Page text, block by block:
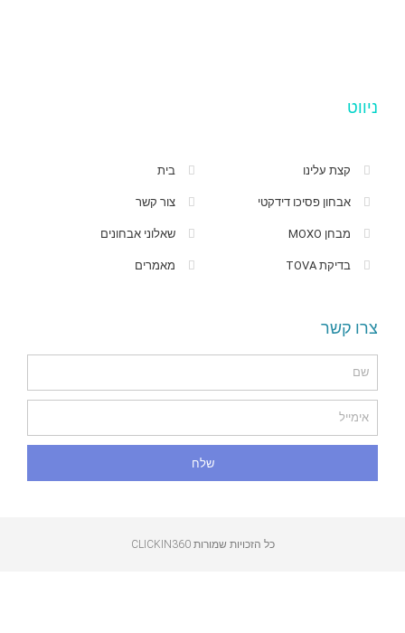
ניווט
קצת עלינו
אבחון פסיכו דידקטי
מבחן MOXO
בדיקת TOVA
בית
צור קשר
שאלוני אבחונים
מאמרים
צרו קשר
שלח
כל הזכויות שמורות CLICKIN360